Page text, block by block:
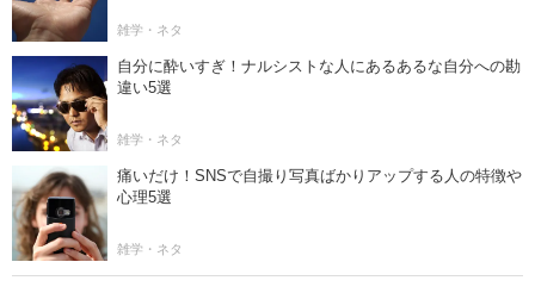
雑学・ネタ
自分に酔いすぎ！ナルシストな人にあるあるな自分への勘
違い5選
雑学・ネタ
痛いだけ！SNSで自撮り写真ばかりアップする人の特徴や
心理5選
雑学・ネタ